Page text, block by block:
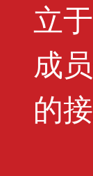
立
成
的